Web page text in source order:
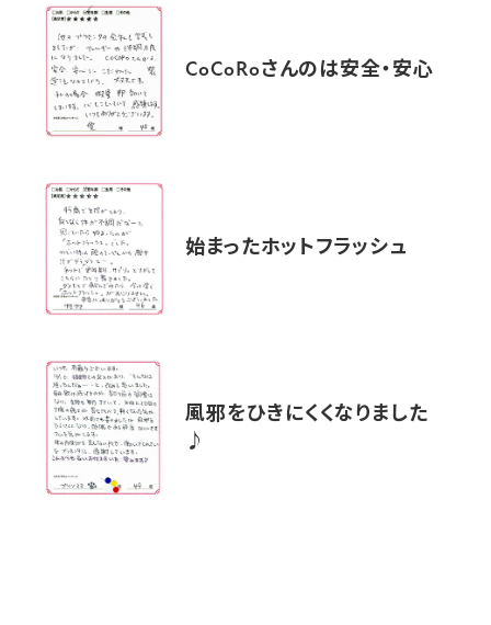
CoCoRoさんのは安全・安心
始まったホットフラッシュ
風邪をひきにくくなりました
♪